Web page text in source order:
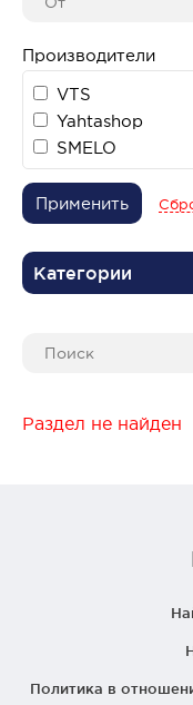
Производители
VTS
Yahtashop
SMELO
Применить
Категории
Раздел не найден
Политика в